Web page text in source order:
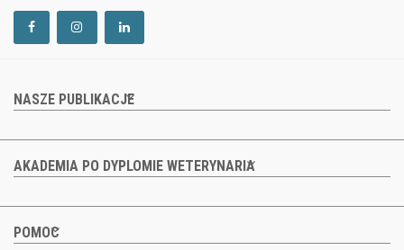
NASZE PUBLIKACJE
AKADEMIA PO DYPLOMIE WETERYNARIA
POMOC